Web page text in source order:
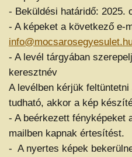
- Beküldési határidő: 2025.
- A képeket a következő e-
- A levél tárgyában
keresztnév
A levélben kérjük
tudható, akkor a kép
- A beérkezett fényképeket
mailben kapnak értesítést.
- A nyertes képek